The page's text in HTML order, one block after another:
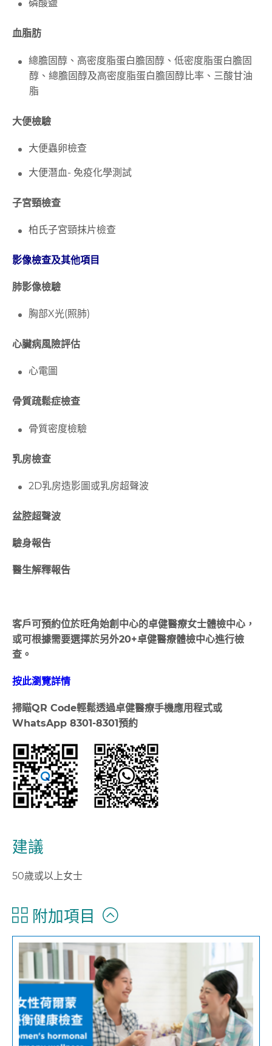
磷酸鹽
血脂肪
總膽固醇、高密度脂蛋白膽固醇、低密度脂蛋白膽固
醇、總膽固醇及高密度脂蛋白膽固醇比率、三酸甘油
脂
大便檢驗
大便蟲卵檢查
大便潛血- 免疫化學測試
子宮頸檢查
柏氏子宮頸抹片檢查
影像檢查及其他項目
肺影像檢驗
胸部X光(照肺)
心臟病風險評估
心電圖
骨質疏鬆症檢查
骨質密度檢驗
乳房檢查
2D乳房造影圖或乳房超聲波
盆腔超聲波
驗身報告
醫生解釋報告
客戶可預約位於旺角始創中心的卓健醫療⼥⼠體檢中⼼，
或可根據需要選擇於另外20+卓健醫療體檢中⼼進⾏檢
查。
按此瀏覽詳情
掃瞄QR Code輕鬆透過卓健醫療手機應用程式或
WhatsApp 8301-8301預約
建議
50歲或以上女士
附加項目